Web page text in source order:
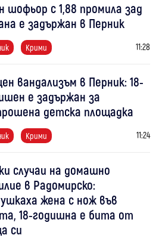
шофьор с 1,88 промила зад
е задържан в Перник
Крими 11:28
вандализъм в Перник: 18-
е задържан за
детска площадка
Крими 11:24
случаи на домашно
в Радомирско:
жена с нож във
18-годишна е бита от
си